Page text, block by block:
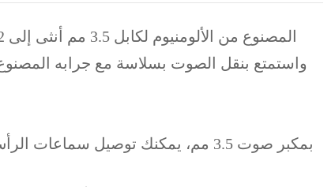
واستمتع بنقل الصوت بسلاسة مع جرابه المصنوع